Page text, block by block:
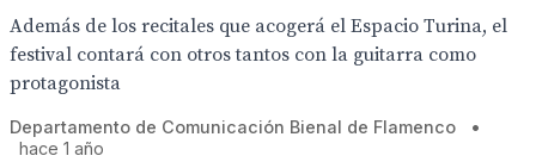
Además de los recitales que acogerá el Espacio Turina, el
festival contará con otros tantos con la guitarra como
protagonista
Departamento de Comunicación Bienal de Flamenco
•
hace 1 año